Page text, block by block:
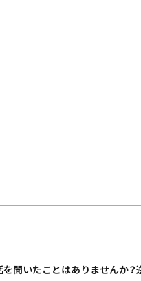
聞いたことはありませんか？